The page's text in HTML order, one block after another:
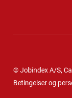
© Jobindex A/S,
Betingelser og